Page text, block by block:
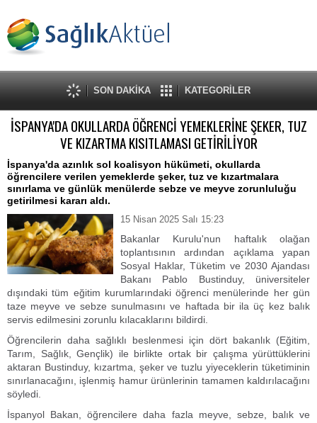
SON DAKİKA KATEGORİLER
İSPANYA'DA OKULLARDA ÖĞRENCİ YEMEKLERİNE ŞEKER, TUZ
VE KIZARTMA KISITLAMASI GETİRİLİYOR
İspanya'da azınlık sol koalisyon hükümeti, okullarda
öğrencilere verilen yemeklerde şeker, tuz ve kızartmalara
sınırlama ve günlük menülerde sebze ve meyve zorunluluğu
getirilmesi kararı aldı.
15 Nisan 2025 Salı 15:23
Bakanlar Kurulu'nun haftalık olağan
toplantısının ardından açıklama yapan
Sosyal Haklar, Tüketim ve 2030 Ajandası
Bakanı Pablo Bustinduy, üniversiteler
dışındaki tüm eğitim kurumlarındaki öğrenci menülerinde her gün
taze meyve ve sebze sunulmasını ve haftada bir ila üç kez balık
servis edilmesini zorunlu kılacaklarını bildirdi.
Öğrencilerin daha sağlıklı beslenmesi için dört bakanlık (Eğitim,
Tarım, Sağlık, Gençlik) ile birlikte ortak bir çalışma yürüttüklerini
aktaran Bustinduy, kızartma, şeker ve tuzlu yiyeceklerin tüketiminin
sınırlanacağını, işlenmiş hamur ürünlerinin tamamen kaldırılacağını
söyledi.
İspanyol Bakan, öğrencilere daha fazla meyve, sebze, balık ve